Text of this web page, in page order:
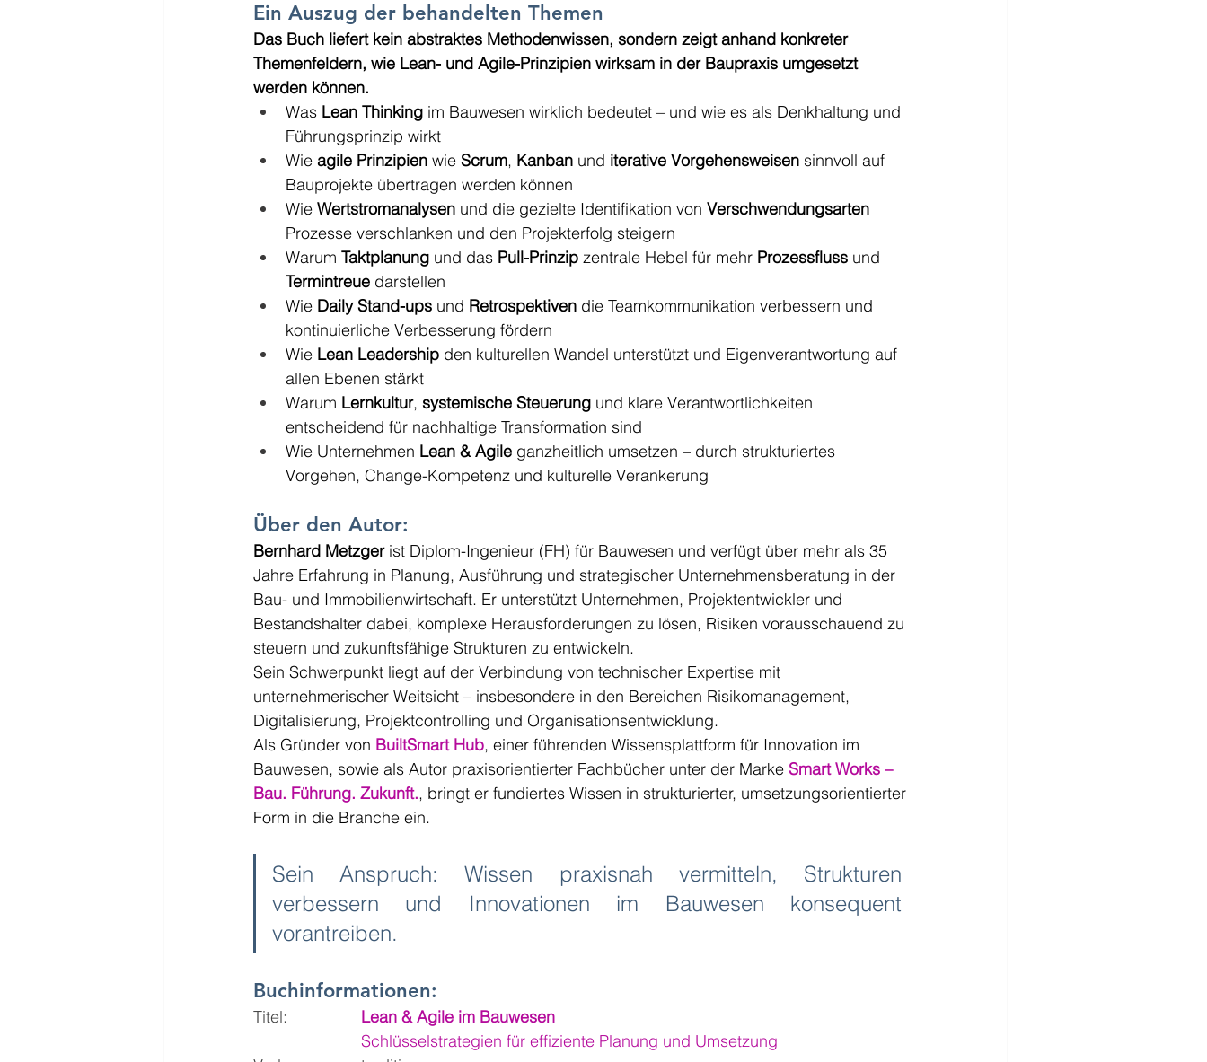
Ein Auszug der behandelten Themen
Das Buch liefert kein abstraktes Methodenwissen, sondern zeigt anhand konkreter
Themenfeldern, wie Lean- und Agile-Prinzipien wirksam in der Baupraxis umgesetzt
werden können.
Was Lean Thinking im Bauwesen wirklich bedeutet – und wie es als Denkhaltung und
Führungsprinzip wirkt
Wie agile Prinzipien wie Scrum, Kanban und iterative Vorgehensweisen sinnvoll auf
Bauprojekte übertragen werden können
Wie Wertstromanalysen und die gezielte Identifikation von Verschwendungsarten
Prozesse verschlanken und den Projekterfolg steigern
Warum Taktplanung und das Pull-Prinzip zentrale Hebel für mehr Prozessfluss und
Termintreue darstellen
Wie Daily Stand-ups und Retrospektiven die Teamkommunikation verbessern und
kontinuierliche Verbesserung fördern
Wie Lean Leadership den kulturellen Wandel unterstützt und Eigenverantwortung auf
allen Ebenen stärkt
Warum Lernkultur, systemische Steuerung und klare Verantwortlichkeiten
entscheidend für nachhaltige Transformation sind
Wie Unternehmen Lean & Agile ganzheitlich umsetzen – durch strukturiertes
Vorgehen, Change-Kompetenz und kulturelle Verankerung
Über den Autor:
Bernhard Metzger ist Diplom-Ingenieur (FH) für Bauwesen und verfügt über mehr als 35
Jahre Erfahrung in Planung, Ausführung und strategischer Unternehmensberatung in der
Bau- und Immobilienwirtschaft. Er unterstützt Unternehmen, Projektentwickler und
Bestandshalter dabei, komplexe Herausforderungen zu lösen, Risiken vorausschauend zu
steuern und zukunftsfähige Strukturen zu entwickeln.
Sein Schwerpunkt liegt auf der Verbindung von technischer Expertise mit
unternehmerischer Weitsicht – insbesondere in den Bereichen Risikomanagement,
Digitalisierung, Projektcontrolling und Organisationsentwicklung.
Als Gründer von BuiltSmart Hub, einer führenden Wissensplattform für Innovation im
Bauwesen, sowie als Autor praxisorientierter Fachbücher unter der Marke Smart Works –
Bau. Führung. Zukunft., bringt er fundiertes Wissen in strukturierter, umsetzungsorientierter
Form in die Branche ein.
Sein Anspruch: Wissen praxisnah vermitteln, Strukturen
verbessern und Innovationen im Bauwesen konsequent
vorantreiben.
Buchinformationen:
Lean & Agile im Bauwesen
			Schlüsselstrategien für effiziente Planung und Umsetzung